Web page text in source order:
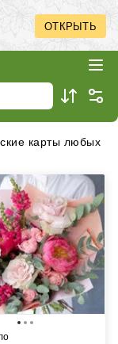
ОТКРЫТЬ
города